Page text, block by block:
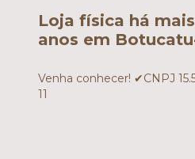
Loja física há
anos em
Venha conhecer! ✔CNPJ
11